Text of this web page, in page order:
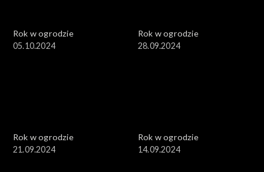
Rok w ogrodzie
05.10.2024
Rok w ogrodzie
28.09.2024
Rok w ogrodzie
21.09.2024
Rok w ogrodzie
14.09.2024